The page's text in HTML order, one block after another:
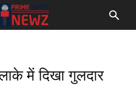
में दिखा गुलदार